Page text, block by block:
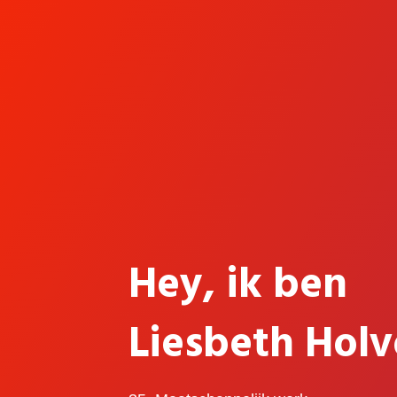
Hey, ik ben
Liesbeth